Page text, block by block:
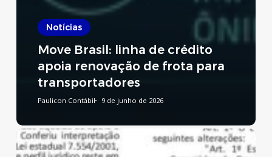
Notícias
Move Brasil: linha de crédito
apoia renovação de frota para
transportadores
Paulicon Contábil 9 de junho de 2026
Reforma
Tributária: